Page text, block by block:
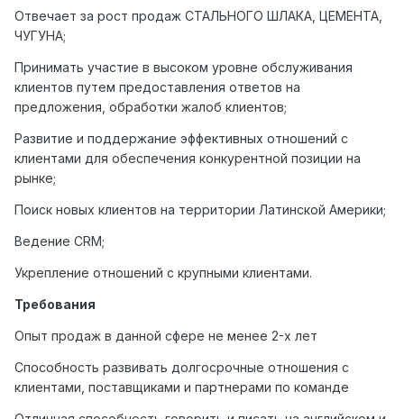
Отвечает за рост продаж СТАЛЬНОГО ШЛАКА, ЦЕМЕНТА,
ЧУГУНА;
Принимать участие в высоком уровне обслуживания
клиентов путем предоставления ответов на
предложения, обработки жалоб клиентов;
Развитие и поддержание эффективных отношений с
клиентами для обеспечения конкурентной позиции на
рынке;
Поиск новых клиентов на территории Латинской Америки;
Ведение CRM;
Укрепление отношений с крупными клиентами.
Требования
Опыт продаж в данной сфере не менее 2-х лет
Способность развивать долгосрочные отношения с
клиентами, поставщиками и партнерами по команде